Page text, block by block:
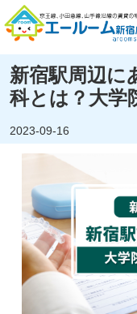
新宿駅周辺に
科とは？大学
2023-09-16